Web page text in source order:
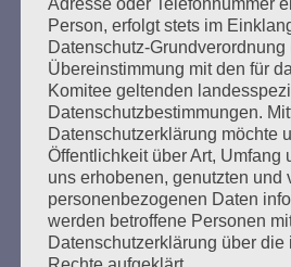
der diskriminierenden Bezeichnung
verhaftet und in Arbeitsanstalten,
Heilanstalten und
2020 wurden sie durch den
anerkannt.
Adresse oder Telefonnummer
Person, erfolgt stets im
Datenschutz-Grundverordnung
Übereinstimmung mit den für
Komitee geltenden
Datenschutzbestimmungen.
Datenschutzerklärung möchte
Öffentlichkeit über Art, Umfang
uns erhobenen, genutzten und
personenbezogenen Daten
werden betroffene Personen
Datenschutzerklärung über